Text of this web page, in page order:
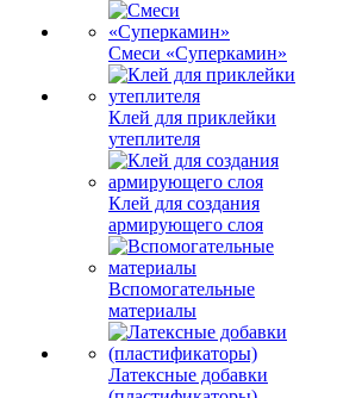
Смеси «Суперкамин»
Клей для приклейки
утеплителя
Клей для создания
армирующего слоя
Вспомогательные
материалы
Латексные добавки